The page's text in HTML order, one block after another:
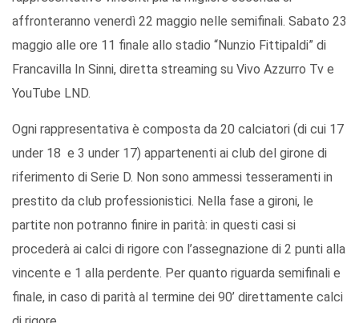
affronteranno venerdì 22 maggio nelle semifinali. Sabato 23
maggio alle ore 11 finale allo stadio “Nunzio Fittipaldi” di
Francavilla In Sinni, diretta streaming su Vivo Azzurro Tv e
YouTube LND.
Ogni rappresentativa è composta da 20 calciatori (di cui 17
under 18 e 3 under 17) appartenenti ai club del girone di
riferimento di Serie D. Non sono ammessi tesseramenti in
prestito da club professionistici. Nella fase a gironi, le
partite non potranno finire in parità: in questi casi si
procederà ai calci di rigore con l’assegnazione di 2 punti alla
vincente e 1 alla perdente. Per quanto riguarda semifinali e
finale, in caso di parità al termine dei 90’ direttamente calci